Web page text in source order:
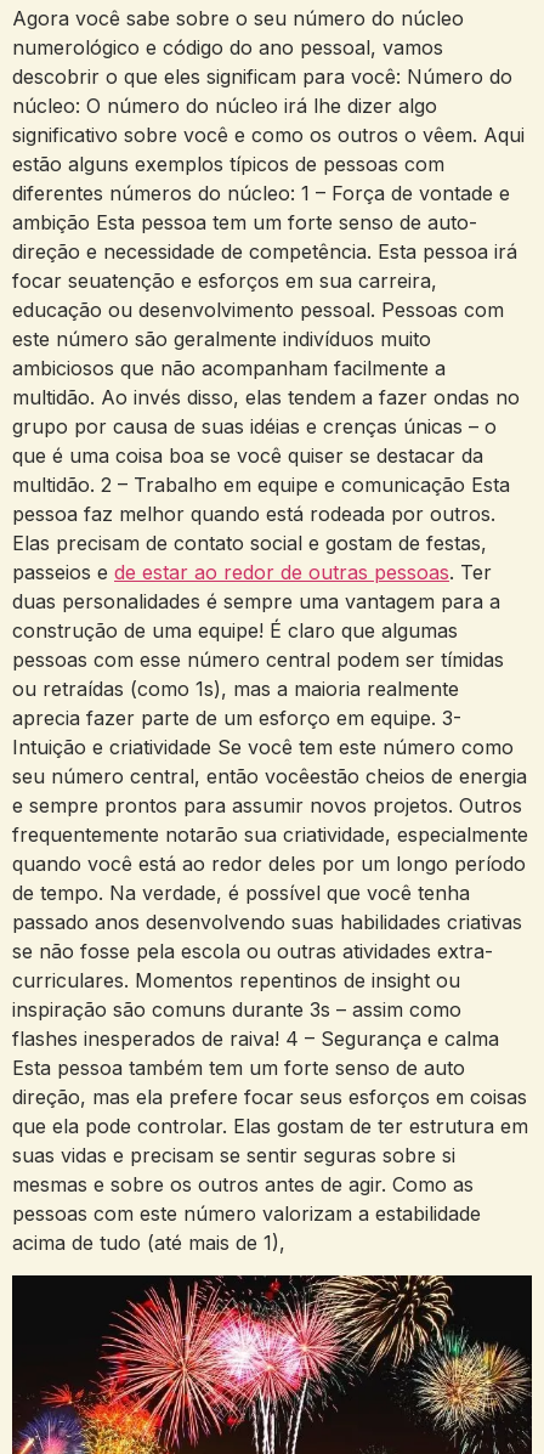
Agora você sabe sobre o seu número do núcleo
numerológico e código do ano pessoal, vamos
descobrir o que eles significam para você: Número do
núcleo: O número do núcleo irá lhe dizer algo
significativo sobre você e como os outros o vêem. Aqui
estão alguns exemplos típicos de pessoas com
diferentes números do núcleo: 1 – Força de vontade e
ambição Esta pessoa tem um forte senso de auto-
direção e necessidade de competência. Esta pessoa irá
focar seuatenção e esforços em sua carreira,
educação ou desenvolvimento pessoal. Pessoas com
este número são geralmente indivíduos muito
ambiciosos que não acompanham facilmente a
multidão. Ao invés disso, elas tendem a fazer ondas no
grupo por causa de suas idéias e crenças únicas – o
que é uma coisa boa se você quiser se destacar da
multidão. 2 – Trabalho em equipe e comunicação Esta
pessoa faz melhor quando está rodeada por outros.
Elas precisam de contato social e gostam de festas,
passeios e de estar ao redor de outras pessoas. Ter
duas personalidades é sempre uma vantagem para a
construção de uma equipe! É claro que algumas
pessoas com esse número central podem ser tímidas
ou retraídas (como 1s), mas a maioria realmente
aprecia fazer parte de um esforço em equipe. 3-
Intuição e criatividade Se você tem este número como
seu número central, então vocêestão cheios de energia
e sempre prontos para assumir novos projetos. Outros
frequentemente notarão sua criatividade, especialmente
quando você está ao redor deles por um longo período
de tempo. Na verdade, é possível que você tenha
passado anos desenvolvendo suas habilidades criativas
se não fosse pela escola ou outras atividades extra-
curriculares. Momentos repentinos de insight ou
inspiração são comuns durante 3s – assim como
flashes inesperados de raiva! 4 – Segurança e calma
Esta pessoa também tem um forte senso de auto
direção, mas ela prefere focar seus esforços em coisas
que ela pode controlar. Elas gostam de ter estrutura em
suas vidas e precisam se sentir seguras sobre si
mesmas e sobre os outros antes de agir. Como as
pessoas com este número valorizam a estabilidade
acima de tudo (até mais de 1),